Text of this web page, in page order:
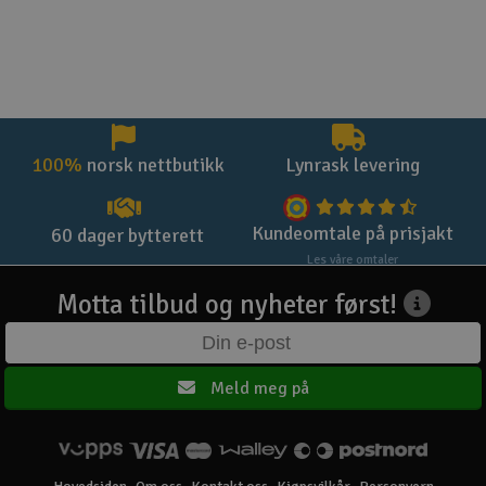
100% norsk nettbutikk Lynrask levering
60 dager bytterett Kundeomtale på prisjakt
Les våre omtaler
Motta tilbud og nyheter først!
Meld meg på